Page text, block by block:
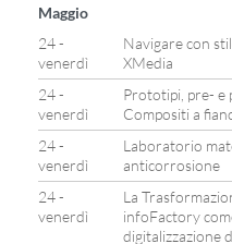
Maggio
24 -
venerdì
Navigare con
XMedia
24 -
venerdì
Prototipi, pre- e
Compositi a
24 -
venerdì
Laboratorio
anticorrosione
24 -
venerdì
La
infoFactory
digitalizzazione